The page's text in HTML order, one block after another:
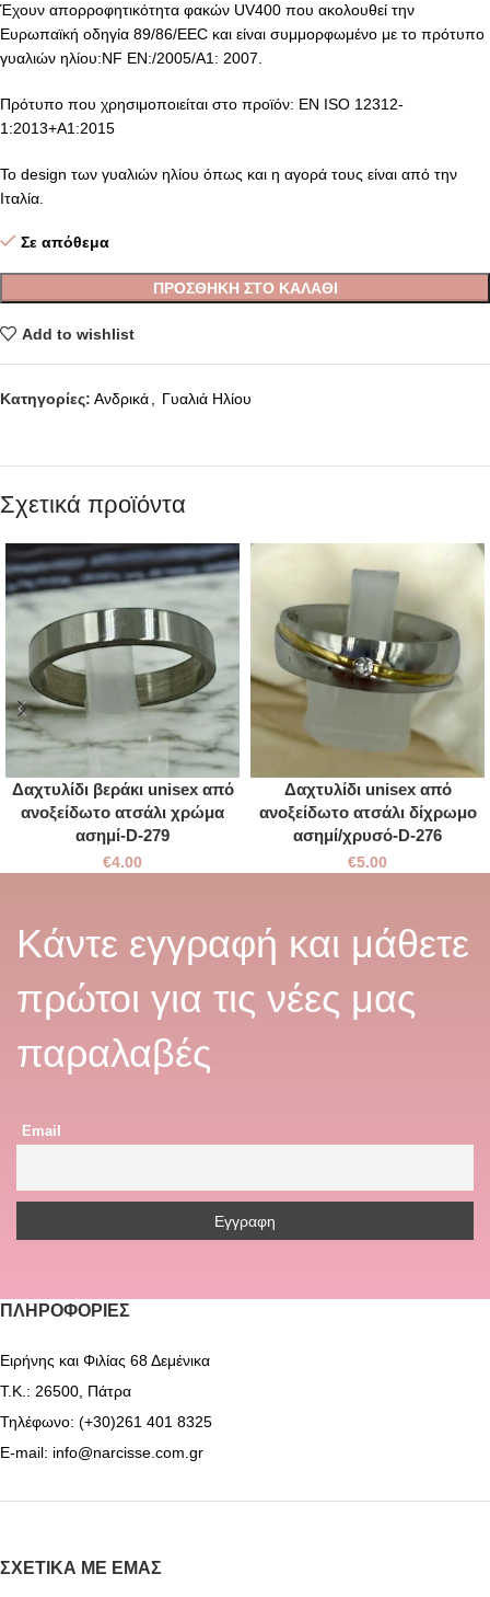
Έχουν απορροφητικότητα φακών UV400 που ακολουθεί την
Ευρωπαϊκή οδηγία 89/86/EEC και είναι συμμορφωμένο με το πρότυπο
γυαλιών ηλίου:NF EN:/2005/A1: 2007.
Πρότυπο που χρησιμοποιείται στο προϊόν: EN ISO 12312-
1:2013+A1:2015
Το design των γυαλιών ηλίου όπως και η αγορά τους είναι από την
Ιταλία.
Σε απόθεμα
ΠΡΟΣΘΉΚΗ ΣΤΟ ΚΑΛΆΘΙ
Add to wishlist
Κατηγορίες: Ανδρικά Γυαλιά Ηλίου
Σχετικά προϊόντα
Δαχτυλίδι βεράκι unisex από
ανοξείδωτο ατσάλι χρώμα
ασημί-D-279
€4.00
Δαχτυλίδι unisex από
ανοξείδωτο ατσάλι δίχρωμο
ασημί/χρυσό-D-276
€5.00
Κάντε εγγραφή και μάθετε
πρώτοι για τις νέες μας
παραλαβές
Email
ΠΛΗΡΟΦΟΡΊΕΣ
Ειρήνης και Φιλίας 68 Δεμένικα
Τ.Κ.: 26500, Πάτρα
Τηλέφωνο: (+30)261 401 8325
E-mail: info@narcisse.com.gr
ΣΧΕΤΙΚΆ ΜΕ ΕΜΆΣ